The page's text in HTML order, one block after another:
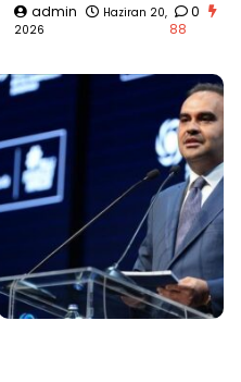
admin
Haziran 20,
2026
0
88